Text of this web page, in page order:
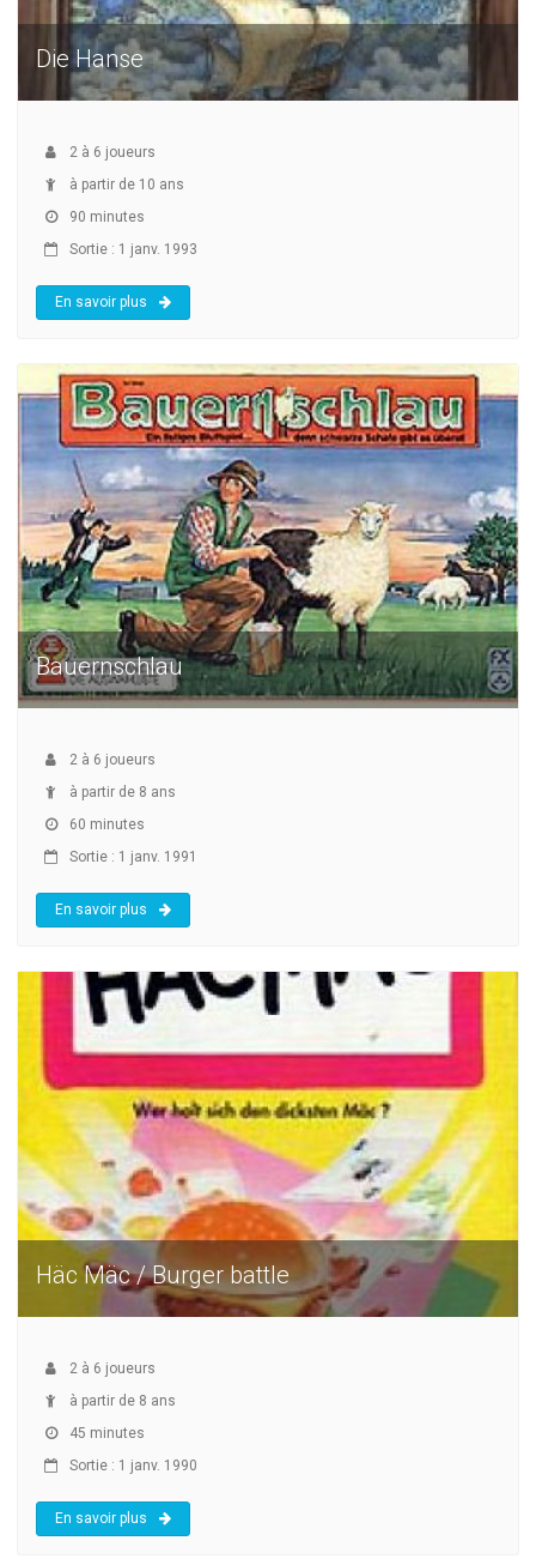
Die Hanse
2 à 6 joueurs
à partir de 10 ans
90 minutes
Sortie : 1 janv. 1993
En savoir plus
Bauernschlau
2 à 6 joueurs
à partir de 8 ans
60 minutes
Sortie : 1 janv. 1991
En savoir plus
Häc Mäc / Burger battle
2 à 6 joueurs
à partir de 8 ans
45 minutes
Sortie : 1 janv. 1990
En savoir plus